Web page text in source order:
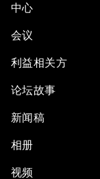
中心
会议
利益相关方
论坛故事
新闻稿
相册
视频